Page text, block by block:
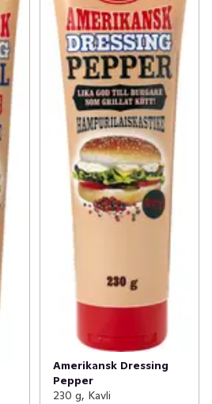
Amerikansk Dressing
Pepper
230 g, Kavli